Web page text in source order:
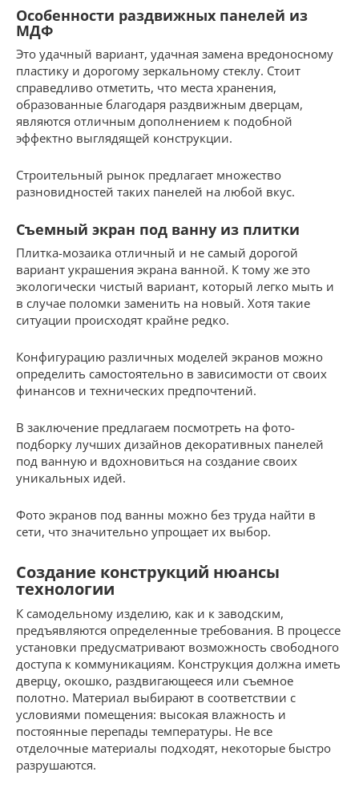
Особенности раздвижных панелей из
МДФ
Это удачный вариант, удачная замена вредоносному
пластику и дорогому зеркальному стеклу. Стоит
справедливо отметить, что места хранения,
образованные благодаря раздвижным дверцам,
являются отличным дополнением к подобной
эффектно выглядящей конструкции.
Строительный рынок предлагает множество
разновидностей таких панелей на любой вкус.
Съемный экран под ванну из плитки
Плитка-мозаика отличный и не самый дорогой
вариант украшения экрана ванной. К тому же это
экологически чистый вариант, который легко мыть и
в случае поломки заменить на новый. Хотя такие
ситуации происходят крайне редко.
Конфигурацию различных моделей экранов можно
определить самостоятельно в зависимости от своих
финансов и технических предпочтений.
В заключение предлагаем посмотреть на фото-
подборку лучших дизайнов декоративных панелей
под ванную и вдохновиться на создание своих
уникальных идей.
Фото экранов под ванны можно без труда найти в
сети, что значительно упрощает их выбор.
Создание конструкций нюансы
технологии
К самодельному изделию, как и к заводским,
предъявляются определенные требования. В процессе
установки предусматривают возможность свободного
доступа к коммуникациям. Конструкция должна иметь
дверцу, окошко, раздвигающееся или съемное
полотно. Материал выбирают в соответствии с
условиями помещения: высокая влажность и
постоянные перепады температуры. Не все
отделочные материалы подходят, некоторые быстро
разрушаются.